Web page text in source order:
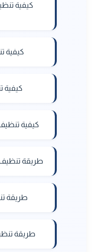
كيفية
كيفية
كيفية
كيفية
طريقة تنظيف
طريقة
طريقة